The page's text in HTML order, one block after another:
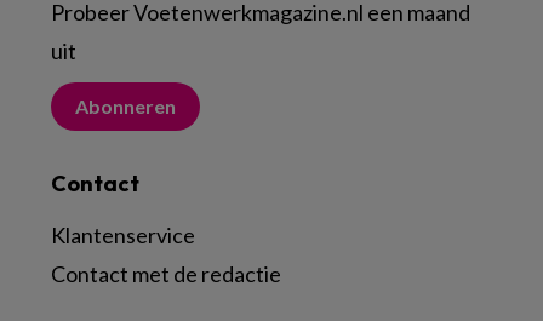
Probeer Voetenwerkmagazine.nl een maand
uit
Abonneren
Contact
Klantenservice
Contact met de redactie